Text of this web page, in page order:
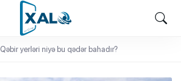
XALQ.ONLINE
ONLAYN PLATFORMA
Qəbir yerləri niyə bu qədər bahadır?